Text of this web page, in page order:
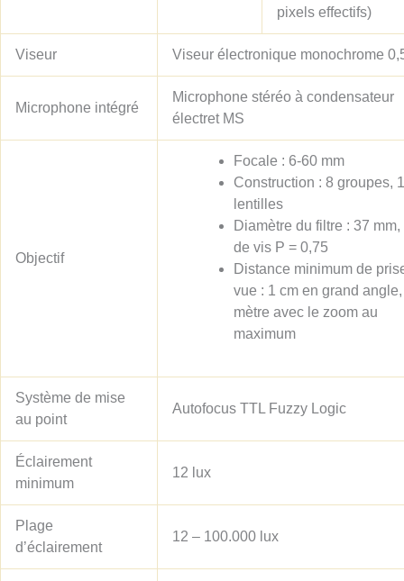
pixels effectifs)
Viseur Viseur électronique monochrome
Microphone intégré
Microphone stéréo à condensateur
électret MS
Objectif
Focale : 6-60 mm
Construction : 8 groupes,
lentilles
Diamètre du filtre : 37 mm,
de vis P = 0,75
Distance minimum de
vue : 1 cm en grand
mètre avec le zoom au
maximum
Système de mise
au point
Autofocus TTL Fuzzy Logic
Éclairement
minimum
12 lux
Plage
d’éclairement
12 – 100.000 lux